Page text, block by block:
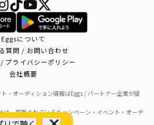
Eggsについて
質問 / お問い合わせ
プライバシーポリシー
会社概要
・オーディション情報はEggs / パートナー企業が提
、掲載されているキャンペーン・イベント・オーデ
ん。